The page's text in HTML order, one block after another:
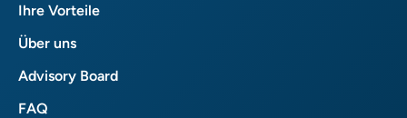
Ihre Vorteile
Über uns
Advisory Board
FAQ